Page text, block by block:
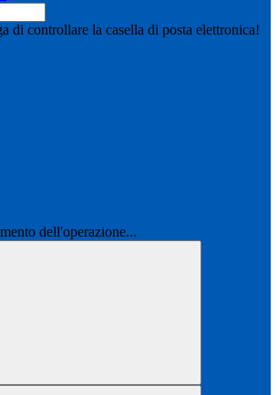
di controllare la casella di posta elettronica!
dell'operazione...